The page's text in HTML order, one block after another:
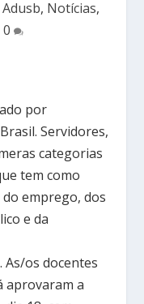
Adusb, Notícias,
0
por
Servidores,
categorias
tem como
emprego, dos
e da
os docentes
aprovaram a